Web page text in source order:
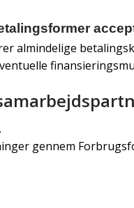
almindelige
gennem